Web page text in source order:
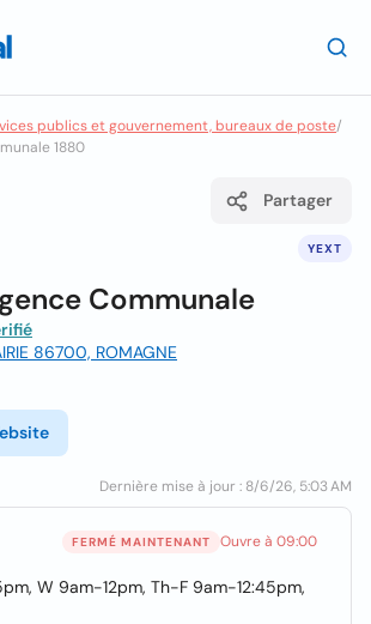
publics et gouvernement, bureaux de poste/
1880
YEXT
Partager
Communale
86700, ROMAGNE
Dernière mise à jour : 8/6/26, 5:03 AM
FERMÉ MAINTENANT Ouvre à 09:00
W 9am-12pm, Th-F 9am-12:45pm,